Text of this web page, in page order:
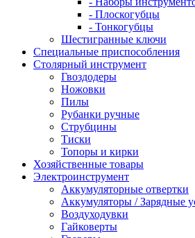
- Плоскогубцы
- Тонкогубцы
Шестигранные ключи
Специальные приспособления
Столярный инструмент
Гвоздодеры
Ножовки
Пилы
Рубанки ручные
Струбцины
Тиски
Топоры и кирки
Хозяйственные товары
Электроинструмент
Аккумуляторные отвертки
Аккумуляторы / Зарядные
Воздуходувки
Гайковерты